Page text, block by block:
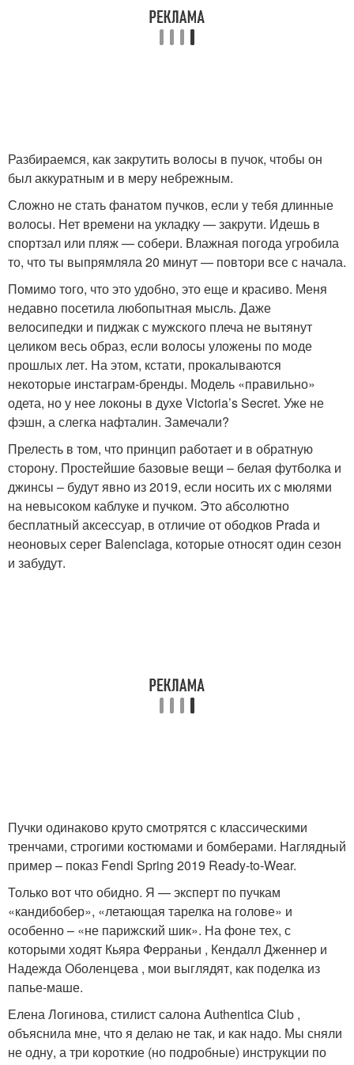
Разбираемся, как закрутить волосы в пучок, чтобы он
был аккуратным и в меру небрежным.
Сложно не стать фанатом пучков, если у тебя длинные
волосы. Нет времени на укладку — закрути. Идешь в
спортзал или пляж — собери. Влажная погода угробила
то, что ты выпрямляла 20 минут — повтори все с начала.
Помимо того, что это удобно, это еще и красиво. Меня
недавно посетила любопытная мысль. Даже
велосипедки и пиджак с мужского плеча не вытянут
целиком весь образ, если волосы уложены по моде
прошлых лет. На этом, кстати, прокалываются
некоторые инстаграм-бренды. Модель «правильно»
одета, но у нее локоны в духе Victoria’s Secret. Уже не
фэшн, а слегка нафталин. Замечали?
Прелесть в том, что принцип работает и в обратную
сторону. Простейшие базовые вещи – белая футболка и
джинсы – будут явно из 2019, если носить их c мюлями
на невысоком каблуке и пучком. Это абсолютно
бесплатный аксессуар, в отличие от ободков Prada и
неоновых серег Balenciaga, которые относят один сезон
и забудут.
Пучки одинаково круто смотрятся с классическими
тренчами, строгими костюмами и бомберами. Наглядный
пример – показ Fendi Spring 2019 Ready-to-Wear.
Только вот что обидно. Я — эксперт по пучкам
«кандибобер», «летающая тарелка на голове» и
особенно – «не парижский шик». На фоне тех, с
которыми ходят Кьяра Ферраньи , Кендалл Дженнер и
Надежда Оболенцева , мои выглядят, как поделка из
папье-маше.
Елена Логинова, стилист салона Authentica Club ,
объяснила мне, что я делаю не так, и как надо. Мы сняли
не одну, а три короткие (но подробные) инструкции по